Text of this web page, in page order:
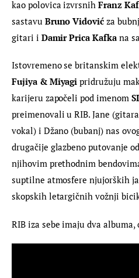
kao polovica izvrsnih Franz
sastavu Bruno Vidović za
gitari i Damir Prica Kafka na
Istovremeno se britanskim
Fujiya & Miyagi pridružuju
karijeru započeli pod imenom
preimenovali u RIB. Jane
vokal) i Džano (bubanj) nas
drugačije glazbeno putovanje
njihovim prethodnim
suptilne atmosfere njujorških
skopskih letargičnih vožnji
RIB iza sebe imaju dva